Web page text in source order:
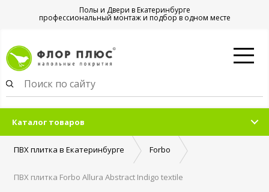
Полы и Двери в Екатеринбурге
профессиональный монтаж и подбор в одном месте
Каталог товаров
ПВХ плитка в Екатеринбурге Forbo
ПВХ плитка Forbo Allura Abstract Indigo textile